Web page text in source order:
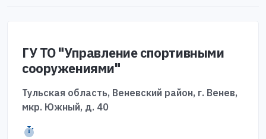
ГУ ТО "Управление спортивными
сооружениями"
Тульская область, Веневский район, г. Венев,
мкр. Южный, д. 40